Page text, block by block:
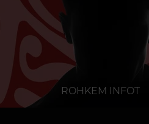
ROHKEM INFOT